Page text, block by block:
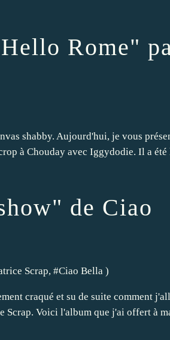
Rome"
shabby. Aujourd'hui, je vous
à Chouday avec Iggydodie. Il a été
de Ciao
Scrap, #Ciao Bella )
craqué et su de suite comment
Scrap. Voici l'album que j'ai offert à